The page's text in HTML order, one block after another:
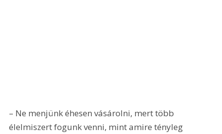
– Ne menjünk éhesen vásárolni, mert több
élelmiszert fogunk venni, mint amire tényleg